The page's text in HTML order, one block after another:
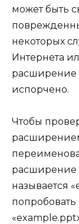
может быть
некоторых
Интернета
расширение
испорчено.
Чтобы
расширение
называется